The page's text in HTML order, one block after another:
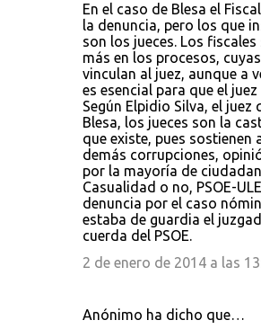
En el caso de Blesa el
la denuncia, pero los que
son los jueces. Los
más en los procesos,
vinculan al juez, aunque a
es esencial para que el
Según Elpidio Silva, el juez
Blesa, los jueces son la
que existe, pues sostienen
demás corrupciones,
por la mayoría de
Casualidad o no, PSOE-
denuncia por el caso
estaba de guardia el
cuerda del PSOE.
2 de enero de 2014 a las
Anónimo ha dicho que…